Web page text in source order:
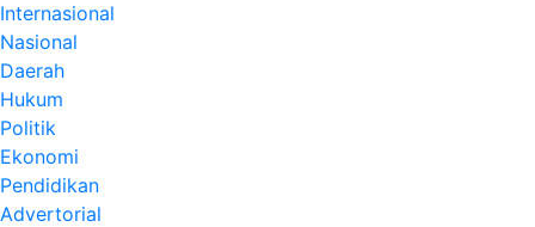
Internasional
Nasional
Daerah
Hukum
Politik
Ekonomi
Pendidikan
Advertorial